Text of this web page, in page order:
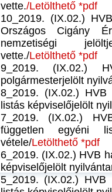
vette./Letölthető *pdf
10_2019. (IX.02.)
Országos Cigány
nemzetiségi
vette./Letölthető *pdf
9_2019. (IX.02.)
polgármesterjelölt
8_2019. (IX.02.)
listás képviselőjelölt
7_2019. (IX.02.)
független egyéni
vétele/Letölthető *pdf
6_2019. (IX.02.) HVB
képviselőjelölt
5_2019. (IX.02.)